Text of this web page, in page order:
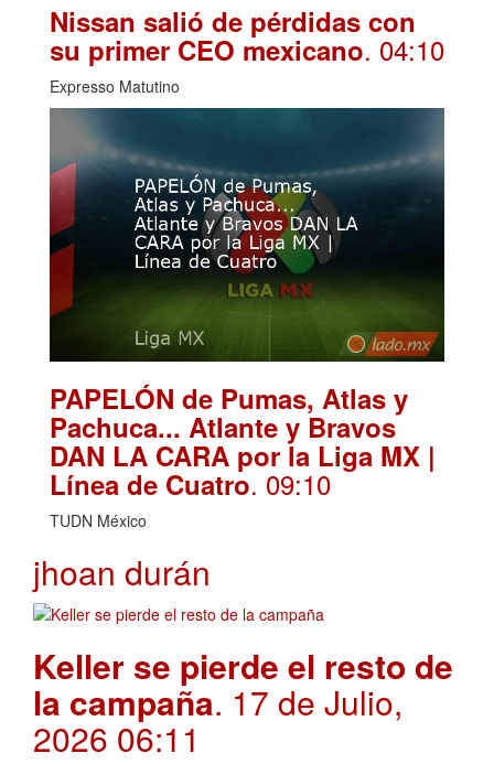
Nissan salió de pérdidas con
su primer CEO mexicano. 04:10
Expresso Matutino
PAPELÓN de Pumas, Atlas y
Pachuca... Atlante y Bravos
DAN LA CARA por la Liga MX |
Línea de Cuatro. 09:10
TUDN México
jhoan durán
Keller se pierde el resto de
la campaña. 17 de Julio,
2026 06:11